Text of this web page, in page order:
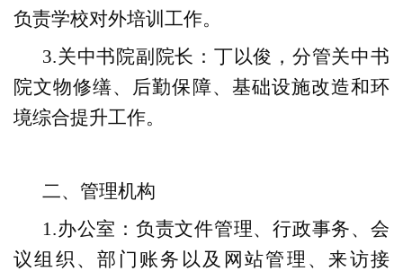
负责学校对外培训工作。
3.关中书院副院长：丁以俊，分管关中书
院文物修缮、后勤保障、基础设施改造和环
境综合提升工作。
二、管理机构
1.办公室：负责文件管理、行政事务、会
议组织、部门账务以及网站管理、来访接